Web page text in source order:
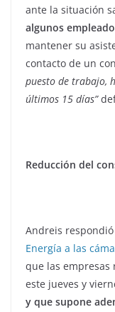
ante la situación
algunos
mantener su
contacto de un
puesto de trabajo,
últimos 15 días”
Reducción del
Andreis
Energía a las
que las empresas
este jueves y
y que supone